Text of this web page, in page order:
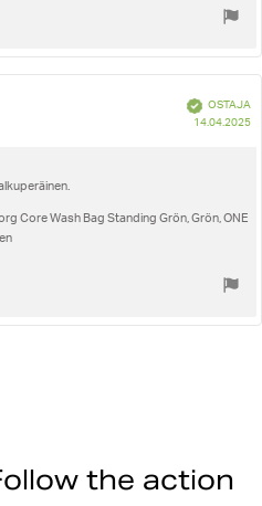
Vahvistettu
OSTAJA
14.04.2025
Core Wash Bag Standing Grön, Grön, ONE
the action